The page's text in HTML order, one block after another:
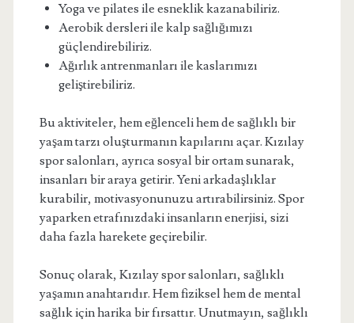
Yoga ve pilates ile esneklik kazanabiliriz.
Aerobik dersleri ile kalp sağlığımızı
güçlendirebiliriz.
Ağırlık antrenmanları ile kaslarımızı
geliştirebiliriz.
Bu aktiviteler, hem eğlenceli hem de sağlıklı bir
yaşam tarzı oluşturmanın kapılarını açar. Kızılay
spor salonları, ayrıca sosyal bir ortam sunarak,
insanları bir araya getirir. Yeni arkadaşlıklar
kurabilir, motivasyonunuzu artırabilirsiniz. Spor
yaparken etrafınızdaki insanların enerjisi, sizi
daha fazla harekete geçirebilir.
Sonuç olarak, Kızılay spor salonları, sağlıklı
yaşamın anahtarıdır. Hem fiziksel hem de mental
sağlık için harika bir fırsattır. Unutmayın, sağlıklı